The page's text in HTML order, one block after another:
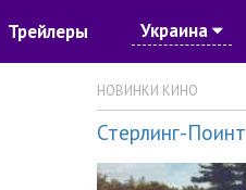
Трейлеры Украина
НОВИНКИ КИНО
Стерлинг-Поинт